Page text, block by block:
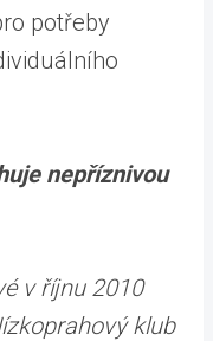
potřeby
nepříznivou
v říjnu 2010
klub